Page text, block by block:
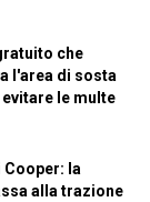
che
l'area di sosta
le multe
Cooper: la
alla trazione